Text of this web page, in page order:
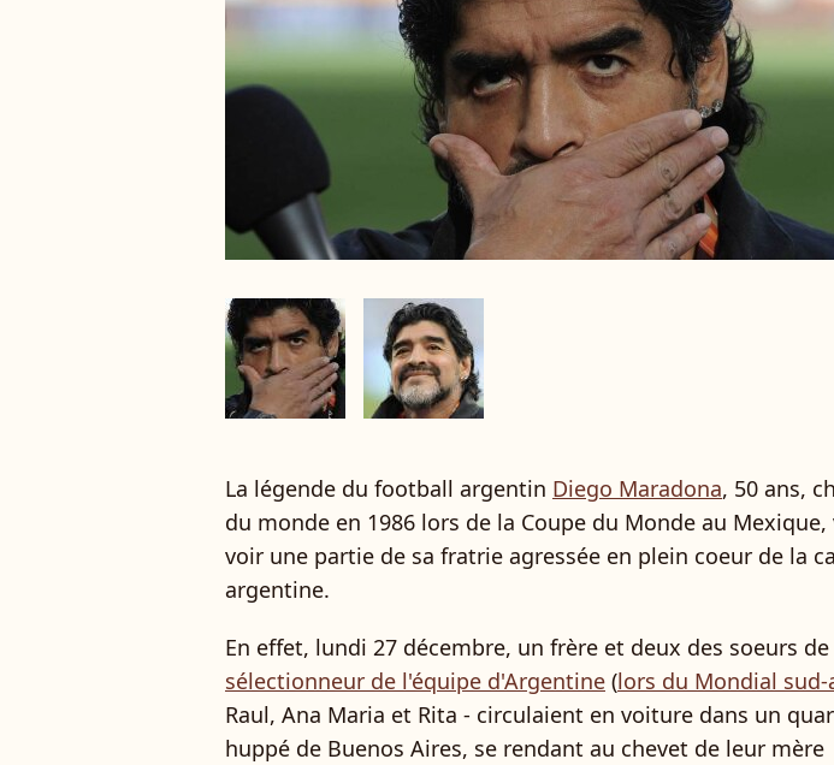
La légende du football argentin Diego Maradona, 50 ans,
du monde en 1986 lors de la Coupe du Monde au
voir une partie de sa fratrie agressée en plein coeur de la
argentine.
En effet, lundi 27 décembre, un frère et deux des soeurs de
sélectionneur de l'équipe d'Argentine (lors du Mondial
Raul, Ana Maria et Rita - circulaient en voiture dans un
huppé de Buenos Aires, se rendant au chevet de leur mère